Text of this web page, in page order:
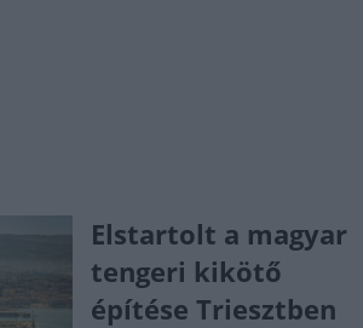
Elstartolt a magyar
tengeri kikötő
építése Triesztben